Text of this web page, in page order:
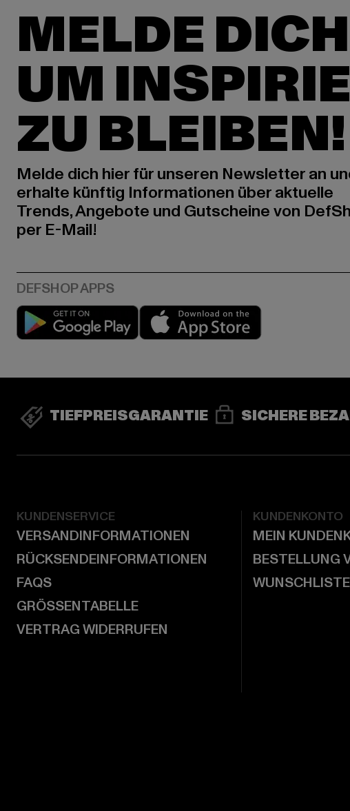
MELDE
UM
ZU BLEIBEN!
Melde dich hier für unseren Newsletter an
erhalte künftig Informationen über aktuelle
Trends, Angebote und Gutscheine von
per E-Mail!
Play market
TIEFPREISGARANTIE SICHERE
KUNDENSERVICE
VERSANDINFORMATIONEN
RÜCKSENDEINFORMATIONEN
FAQS
GRÖSSENTABELLE
VERTRAG WIDERRUFEN
KUNDENKONTO
MEIN
BESTELLUNG
WUNSCHLISTE